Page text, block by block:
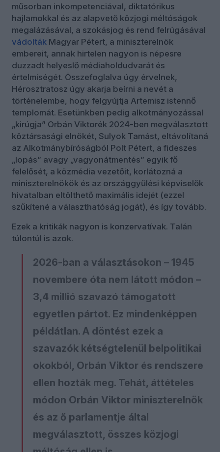
műsorban inkompetenciával, diktatórikus
hajlamokkal és az alapvető közjogi méltóságok
megalázásával, a szokásjog és rend felrúgásával
vádolták Magyar Pétert, a miniszterelnök
embereit, annak hirtelen nagyon is népesre
duzzadt helyeslő médiaholdudvarát és
értelmiségét. Összefoglalva úgy érvelnek,
Hérosztratosz úgy akarja beírni a nevét a
történelembe, hogy felgyújtja Artemisz istennő
templomát. Esetünkben pedig alkotmányozással
„kirúgja” Orbán Viktorék 2024-ben megválasztott
köztársasági elnökét, Sulyok Tamást, eltávolítaná
az Alkotmánybíróságból Polt Pétert, a fideszes
„lopás” avagy „vagyonátmentés” egyik fő
felelősét, a közmédia vezetőit, korlátozná a
miniszterelnökök és az országgyűlési képviselők
hivatalban eltölthető maximális idejét (ezzel
szűkítené a választhatóság jogát), és így tovább.
Ezek a kritikák nagyon is konzervatívak. Talán
túlontúl is azok.
2026-ban a választásokon – 1945
novembere óta nem látott módon –
3,4 millió szavazó támogatott
egyetlen pártot. Ez mindenképpen
példátlan. A döntést ezek a
szavazók kétségtelenül belpolitikai
okokból, Orbán Viktor és rendszere
ellen hozták meg. Tehát, áttételes
módon Orbán Viktor miniszterelnök
és az ő parlamentje által
megválasztott, összes közjogi